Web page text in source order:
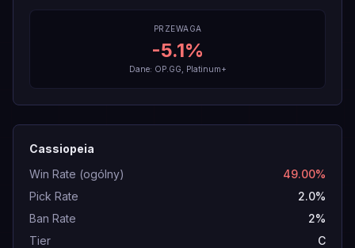
PRZEWAGA
-5.1%
Dane: OP.GG, Platinum+
Cassiopeia
Win Rate (ogólny)
49.00%
Pick Rate
2.0%
Ban Rate
2%
Tier
C